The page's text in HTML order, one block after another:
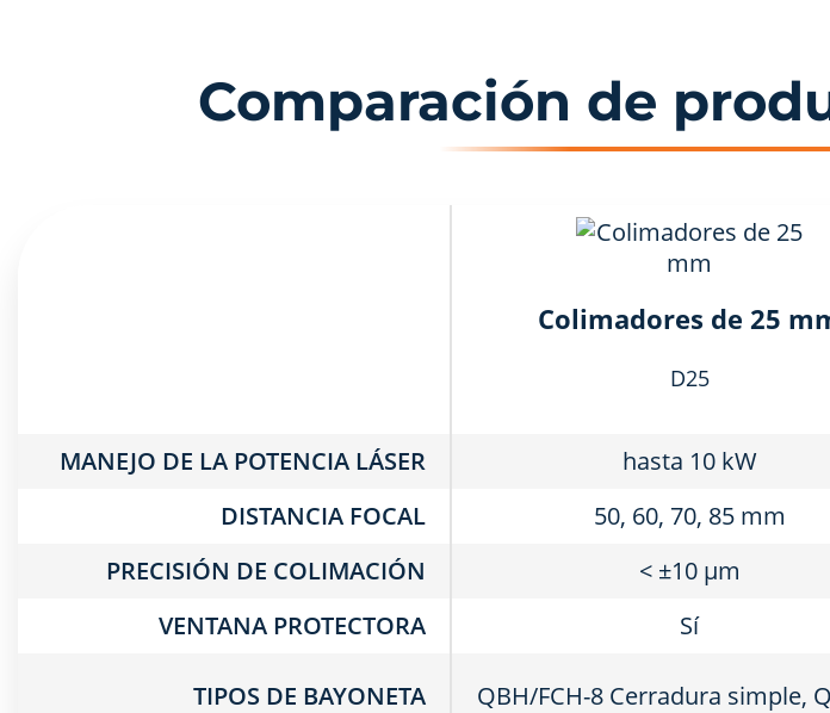
Comparación de
Colimadores de 25
D25
MANEJO DE LA POTENCIA LÁSER hasta 10 kW
DISTANCIA FOCAL
50, 60, 70, 85 mm
PRECISIÓN DE COLIMACIÓN
< ±10 μm
VENTANA PROTECTORA
Sí
TIPOS DE BAYONETA QBH/FCH-8 Cerradura simple,